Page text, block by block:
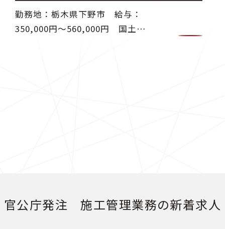
勤務地：栃木県下野市 給与：
350,000円〜560,000円 国土交
官公庁発注 施工管理業務の新着求人